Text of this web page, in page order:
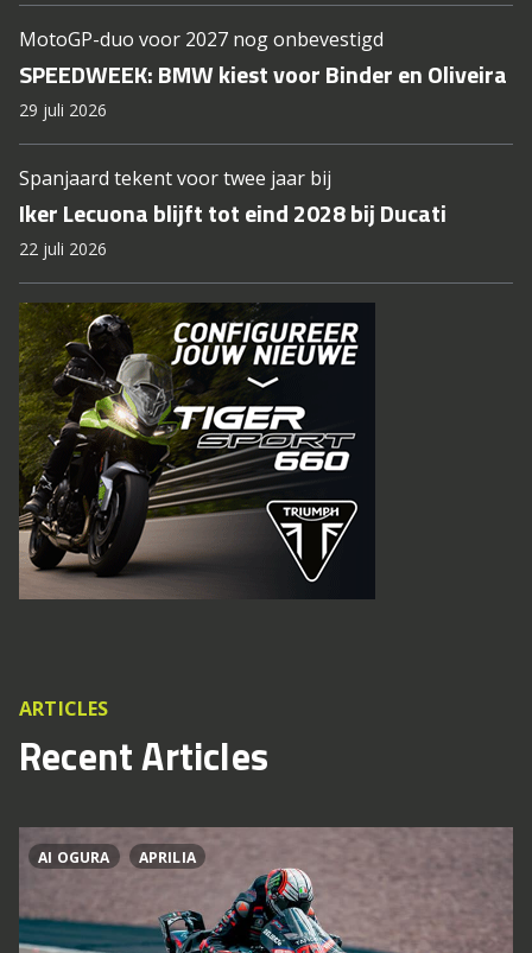
MotoGP-duo voor 2027 nog onbevestigd
SPEEDWEEK: BMW kiest voor Binder en Oliveira
29 juli 2026
Spanjaard tekent voor twee jaar bij
Iker Lecuona blijft tot eind 2028 bij Ducati
22 juli 2026
ARTICLES
Recent Articles
AI OGURA APRILIA